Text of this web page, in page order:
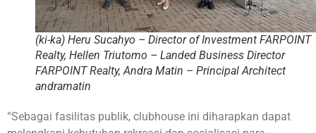
(ki-ka) Heru Sucahyo – Director of Investment FARPOINT
Realty, Hellen Triutomo – Landed Business Director
FARPOINT Realty, Andra Matin – Principal Architect
andramatin
“Sebagai fasilitas publik, clubhouse ini diharapkan dapat